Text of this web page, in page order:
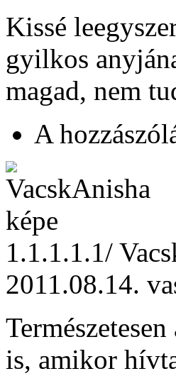
Kissé
gyilkos
magad, nem
A
1.1.1.1.1/
2011.08.14.
is, amikor